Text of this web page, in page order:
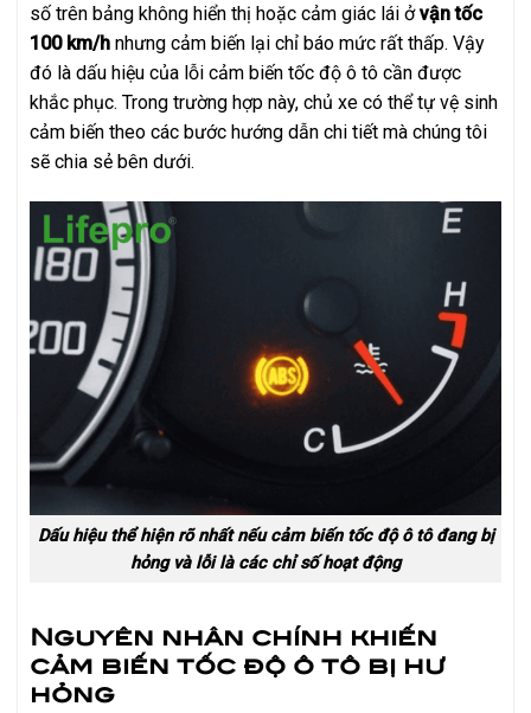
số trên bảng không hiển thị hoặc cảm giác lái ởvận tốc
100 km/h nhưng cảm biến lại chỉ báo mức rất thấp. Vậy
đó là dấu hiệu của lỗi cảm biến tốc độ ô tô cần được
khắc phục. Trong trường hợp này, chủ xe có thể tự vệ sinh
cảm biến theo các bước hướng dẫn chi tiết mà chúng tôi
sẽ chia sẻ bên dưới.
Dấu hiệu thể hiện rõ nhất nếu cảm biến tốc độ ô tô đang bị
hỏng và lỗi là các chỉ số hoạt động
Nguyên nhân chính khiến
cảm biến tốc độ ô tô bị hư
hỏng